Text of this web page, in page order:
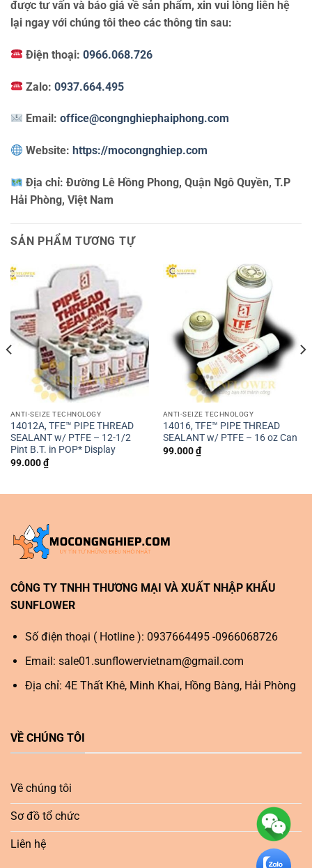
được tư vấn và báo giá về sản phẩm, xin vui lòng liên hệ
lại ngay với chúng tôi theo các thông tin sau:
Điện thoại:0966.068.726
Zalo:0937.664.495
Email:office@congnghiephaiphong.com
Website: https://mocongnghiep.com
Địa chỉ:Đường Lê Hồng Phong, Quận Ngô Quyền, T.P
Hải Phòng, Việt Nam
SẢN PHẨM TƯƠNG TỰ
ANTI-SEIZE TECHNOLOGY
14012A, TFE™ PIPE THREAD
SEALANT w/ PTFE – 12-1/2
Pint B.T. in POP* Display
99.000₫
ANTI-SEIZE TECHNOLOGY
14016, TFE™ PIPE THREAD
SEALANT w/ PTFE – 16 oz Can
99.000₫
CÔNG TY TNHH THƯƠNG MẠI VÀ XUẤT NHẬP KHẨU
SUNFLOWER
Số điện thoại ( Hotline ): 0937664495 -0966068726
Email: sale01.sunflowervietnam@gmail.com
Địa chỉ: 4E Thất Khê, Minh Khai, Hồng Bàng, Hải Phòng
VỀ CHÚNG TÔI
Về chúng tôi
Sơ đồ tổ chức
Liên hệ